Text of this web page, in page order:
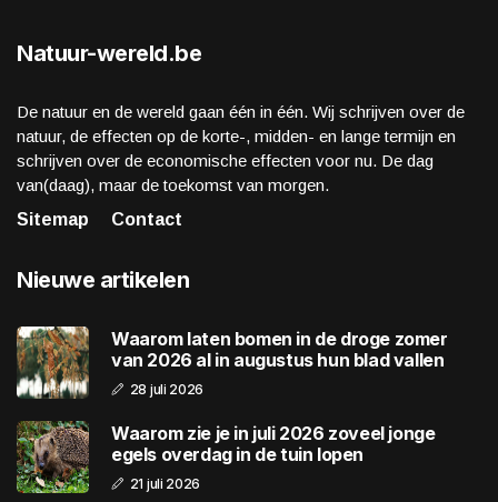
Natuur-wereld.be
De natuur en de wereld gaan één in één. Wij schrijven over de
natuur, de effecten op de korte-, midden- en lange termijn en
schrijven over de economische effecten voor nu. De dag
van(daag), maar de toekomst van morgen.
Sitemap
Contact
Nieuwe artikelen
Waarom laten bomen in de droge zomer
van 2026 al in augustus hun blad vallen
28 juli 2026
Waarom zie je in juli 2026 zoveel jonge
egels overdag in de tuin lopen
21 juli 2026